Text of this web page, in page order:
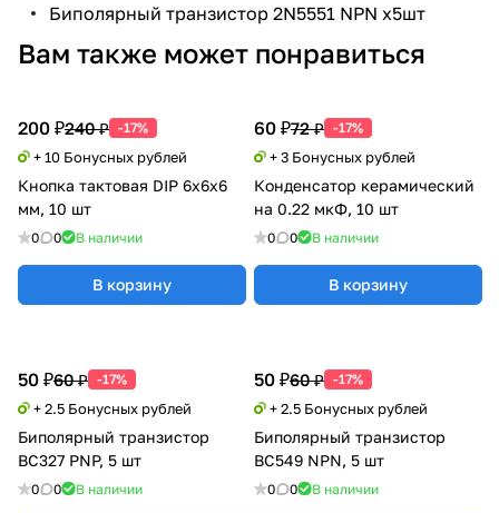
Биполярный транзистор 2N5551 NPN х5шт
Вам также может понравиться
200 ₽240 ₽ -17%
+ 10 Бонусных рублей
Кнопка тактовая DIP 6x6x6
мм, 10 шт
0 0 В наличии
В корзину
60 ₽72 ₽ -17%
+ 3 Бонусных рублей
Конденсатор керамический
на 0.22 мкФ, 10 шт
0 0 В наличии
В корзину
50 ₽60 ₽ -17%
+ 2.5 Бонусных рублей
Биполярный транзистор
BC549 NPN, 5 шт
0 0 В наличии
50 ₽60 ₽ -17%
+ 2.5 Бонусных рублей
Биполярный транзистор
BC327 PNP, 5 шт
0 0 В наличии